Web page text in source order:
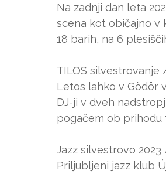
Na zadnji dan leta
scena kot običajno v
18 barih, na 6
TILOS silvestrovanje
Letos lahko v Gödör
DJ-ji v dveh
pogačem ob prihodu
Jazz silvestrovo
Priljubljeni jazz klub